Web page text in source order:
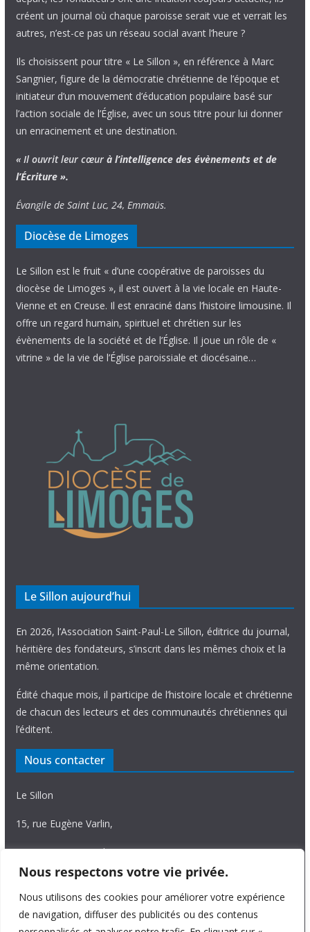
Nous respectons votre vie privée.
Nous utilisons des cookies pour améliorer votre expérience
de navigation, diffuser des publicités ou des contenus
créent un journal où chaque paroisse serait vue et verrait les
autres, n’est-ce pas un réseau social avant l’heure ?
Ils choisissent pour titre « Le Sillon », en référence à Marc
Sangnier, figure de la démocratie chrétienne de l’époque et
initiateur d’un mouvement d’éducation populaire basé sur
l’action sociale de l’Église, avec un sous titre pour lui donner
un enracinement et une destination.
« Il ouvrit leur cœur à l’intelligence des évènements et de
l’Écriture ».
Évangile de Saint Luc, 24, Emmaüs.
Diocèse de Limoges
Le Sillon est le fruit « d’une coopérative de paroisses du
diocèse de Limoges », il est ouvert à la vie locale en Haute-
Vienne et en Creuse. Il est enraciné dans l’histoire limousine. Il
offre un regard humain, spirituel et chrétien sur les
évènements de la société et de l’Église. Il joue un rôle de «
vitrine » de la vie de l’Église paroissiale et diocésaine…
Le Sillon aujourd’hui
En 2026, l’Association Saint-Paul-Le Sillon, éditrice du journal,
héritière des fondateurs, s’inscrit dans les mêmes choix et la
même orientation.
Édité chaque mois, il participe de l’histoire locale et chrétienne
de chacun des lecteurs et des communautés chrétiennes qui
l’éditent.
Nous contacter
Le Sillon
15, rue Eugène Varlin,
87036 Limoges Cedex.
Tél. 05 55 06 14 15
Nous écrire